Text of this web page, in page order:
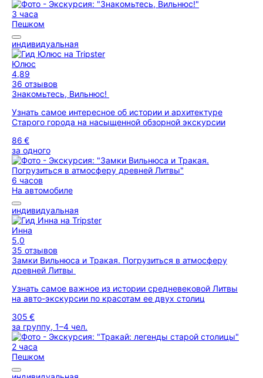
3 часа
Пешком
индивидуальная
Юлюс
4,89
36 отзывов
Знакомьтесь, Вильнюс!
Узнать самое интересное об истории и архитектуре
Старого города на насыщенной обзорной экскурсии
86 €
за одного
6 часов
На автомобиле
индивидуальная
Инна
5,0
35 отзывов
Замки Вильнюса и Тракая. Погрузиться в атмосферу
древней Литвы
Узнать самое важное из истории средневековой Литвы
на авто-экскурсии по красотам ее двух столиц
305 €
за группу, 1–4 чел.
2 часа
Пешком